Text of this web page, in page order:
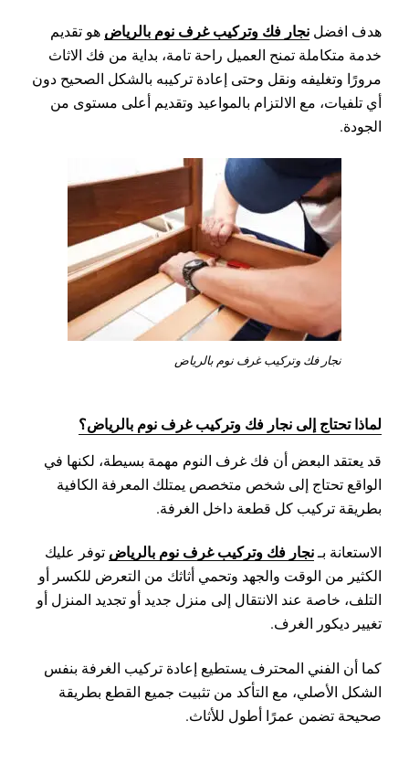
هدف افضل نجار فك وتركيب غرف نوم بالرياض هو تقديم
خدمة متكاملة تمنح العميل راحة تامة، بداية من فك الاثاث
مرورًا وتغليفه ونقل وحتى إعادة تركيبه بالشكل الصحيح دون
أي تلفيات، مع الالتزام بالمواعيد وتقديم أعلى مستوى من
الجودة.
نجار فك وتركيب غرف نوم بالرياض
لماذا تحتاج إلى نجار فك وتركيب غرف نوم بالرياض؟
قد يعتقد البعض أن فك غرف النوم مهمة بسيطة، لكنها في
الواقع تحتاج إلى شخص متخصص يمتلك المعرفة الكافية
بطريقة تركيب كل قطعة داخل الغرفة.
الاستعانة بـنجار فك وتركيب غرف نوم بالرياض توفر عليك
الكثير من الوقت والجهد وتحمي أثاثك من التعرض للكسر أو
التلف، خاصة عند الانتقال إلى منزل جديد أو تجديد المنزل أو
تغيير ديكور الغرف.
كما أن الفني المحترف يستطيع إعادة تركيب الغرفة بنفس
الشكل الأصلي، مع التأكد من تثبيت جميع القطع بطريقة
صحيحة تضمن عمرًا أطول للأثاث.